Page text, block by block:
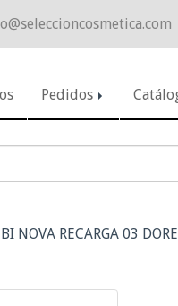
seleccioncosmetica.com
Pedidos
NOVA RECARGA 03 DORE